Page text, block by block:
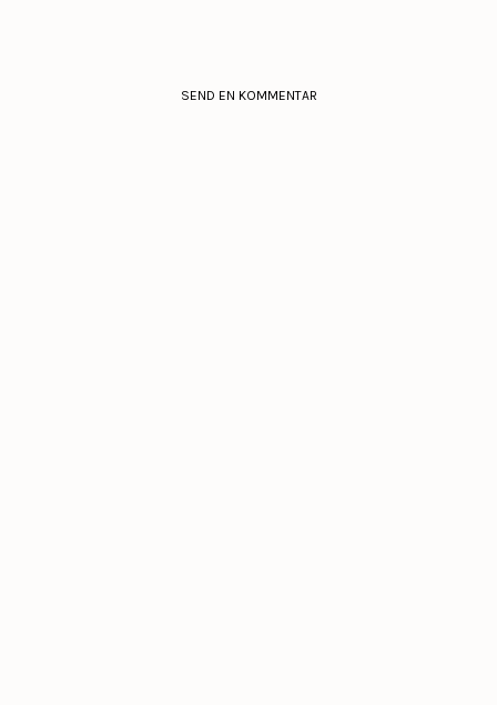
SEND EN KOMMENTAR